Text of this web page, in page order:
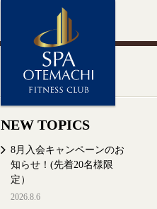
NEW TOPICS
8月入会キャンペーンのお
知らせ！(先着20名様限
定）
2026.8.6